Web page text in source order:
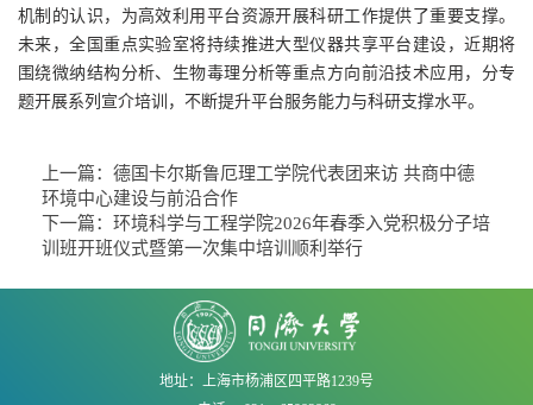
机制的认识，为高效利用平台资源开展科研工作提供了重要支撑。
未来，全国重点实验室将持续推进大型仪器共享平台建设，近期将
围绕微纳结构分析、生物毒理分析等重点方向前沿技术应用，分专
题开展系列宣介培训，不断提升平台服务能力与科研支撑水平。
上一篇： 德国卡尔斯鲁厄理工学院代表团来访 共商中德
环境中心建设与前沿合作
下一篇： 环境科学与工程学院2026年春季入党积极分子培
训班开班仪式暨第一次集中培训顺利举行
地址：上海市杨浦区四平路1239号